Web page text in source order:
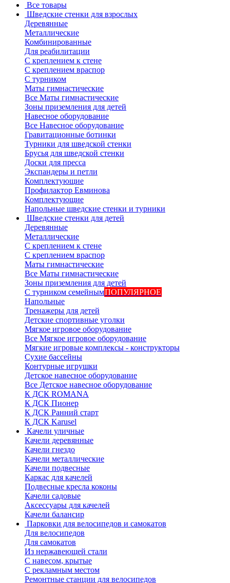
Все товары
Шведские стенки для взрослых
Деревянные
Металлические
Комбинированные
Для реабилитации
С креплением к стене
С креплением враспор
С турником
Маты гимнастические
Все Маты гимнастические
Зоны приземления для детей
Навесное оборудование
Все Навесное оборудование
Гравитационные ботинки
Турники для шведской стенки
Брусья для шведской стенки
Доски для пресса
Экспандеры и петли
Комплектующие
Профилактор Евминова
Комплектующие
Напольные шведские стенки и турники
Шведские стенки для детей
Деревянные
Металлические
С креплением к стене
С креплением враспор
Маты гимнастические
Все Маты гимнастические
Зоны приземления для детей
С турником семейнымПОПУЛЯРНОЕ
Напольные
Тренажеры для детей
Детские спортивные уголки
Мягкое игровое оборудование
Все Мягкое игровое оборудование
Мягкие игровые комплексы - конструкторы
Сухие бассейны
Контурные игрушки
Детское навесное оборудование
Все Детское навесное оборудование
К ДСК ROMANA
К ДСК Пионер
К ДСК Ранний старт
К ДСК Karusel
Качели уличные
Качели деревянные
Качели гнездо
Качели металлические
Качели подвесные
Каркас для качелей
Подвесные кресла коконы
Качели садовые
Аксессуары для качелей
Качели балансир
Парковки для велосипедов и самокатов
Для велосипедов
Для самокатов
Из нержавеющей стали
С навесом, крытые
С рекламным местом
Ремонтные станции для велосипедов